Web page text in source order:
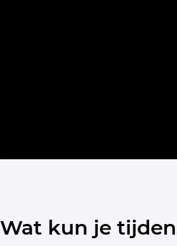
Wat kun je